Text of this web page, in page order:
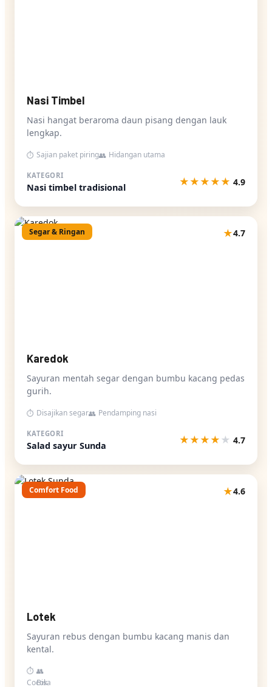
Nasi Timbel
Nasi hangat beraroma daun pisang dengan lauk
lengkap.
⏱ Sajian paket piring👥 Hidangan utama
KATEGORI
Nasi timbel tradisional ★★★★★ 4.9
Segar & Ringan ★4.7
Karedok
Sayuran mentah segar dengan bumbu kacang pedas
gurih.
⏱ Disajikan segar👥 Pendamping nasi
KATEGORI
Salad sayur Sunda ★★★★★ 4.7
Comfort Food ★4.6
Lotek
Sayuran rebus dengan bumbu kacang manis dan
kental.
⏱
Cocok
👥
Bisa